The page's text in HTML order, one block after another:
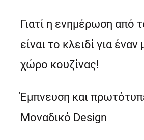
Γιατί η ενημέρωση από
είναι το κλειδί για
χώρο κουζίνας!
Έμπνευση και
Μοναδικό Design